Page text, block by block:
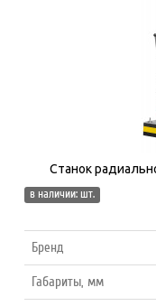
Станок
в наличии: шт.
Бренд
Габариты, мм